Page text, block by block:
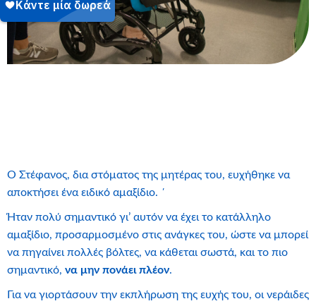
Ο Στέφανος, δια στόματος της μητέρας του, ευχήθηκε να
αποκτήσει ένα ειδικό αμαξίδιο. ΄
Ήταν πολύ σημαντικό γι’ αυτόν να έχει το κατάλληλο
αμαξίδιο, προσαρμοσμένο στις ανάγκες του, ώστε να μπορεί
να πηγαίνει πολλές βόλτες, να κάθεται σωστά, και το πιο
σημαντικό, να μην πονάει πλέον.
Για να γιορτάσουν την εκπλήρωση της ευχής του, οι νεράιδες